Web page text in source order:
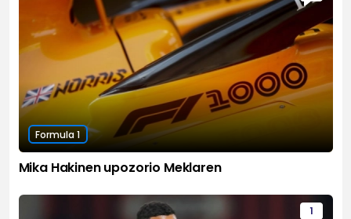
Formula 1
Mika Hakinen upozorio Meklaren
1